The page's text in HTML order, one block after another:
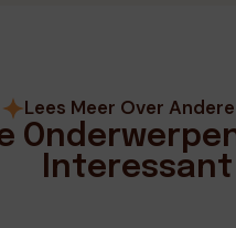
Lees Meer Over